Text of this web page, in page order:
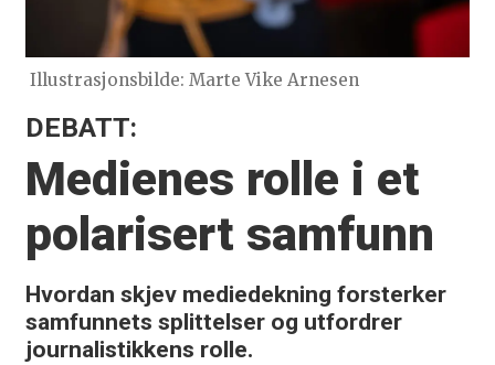
Illustrasjonsbilde: Marte Vike Arnesen
DEBATT:
Medienes rolle i et
polarisert samfunn
Hvordan skjev mediedekning forsterker
samfunnets splittelser og utfordrer
journalistikkens rolle.